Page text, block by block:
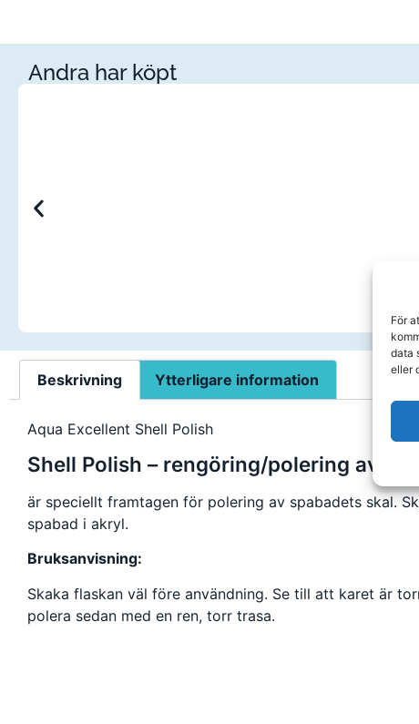
För
data
eller
Andra har köpt
Beskrivning Ytterligare information
Aqua Excellent Shell Polish
Shell Polish – rengöring/polering av
är speciellt framtagen för polering av spabadets skal.
spabad i akryl.
Bruksanvisning:
Skaka flaskan väl före användning. Se till att karet är
polera sedan med en ren, torr trasa.